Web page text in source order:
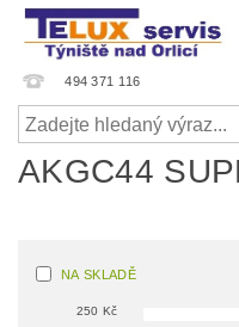
494 371 116
AKGC44
NA SKLADĚ
250 Kč